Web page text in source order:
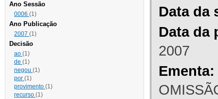
Ano Sessão
0006 (1)
Ano Publicação
2007 (1)
Decisão
ao (1)
de (1)
negou (1)
por (1)
provimento (1)
recurso (1)
Data da
Data da
2007
Ementa: